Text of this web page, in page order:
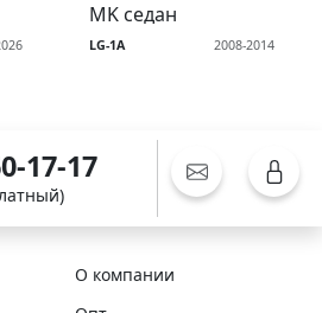
MK седан
LG-1A 2008-2014
17-17
О компании